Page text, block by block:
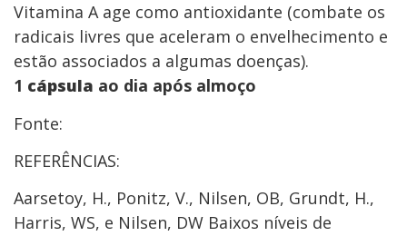
Vitamina A age como antioxidante (combate os
radicais livres que aceleram o envelhecimento e
estão associados a algumas doenças).
1 cápsula ao dia após almoço
Fonte:
REFERÊNCIAS:
Aarsetoy, H., Ponitz, V., Nilsen, OB, Grundt, H.,
Harris, WS, e Nilsen, DW Baixos níveis de